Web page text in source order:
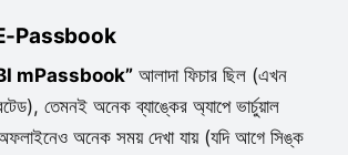
Passbook
mPassbook”আলাদা ফিচার ছিল (এখন
তেমনই অনেক ব্যাঙ্কের অ্যাপে ভার্চুয়াল
অনেক সময় দেখা যায় (যদি আগে সিঙ্ক